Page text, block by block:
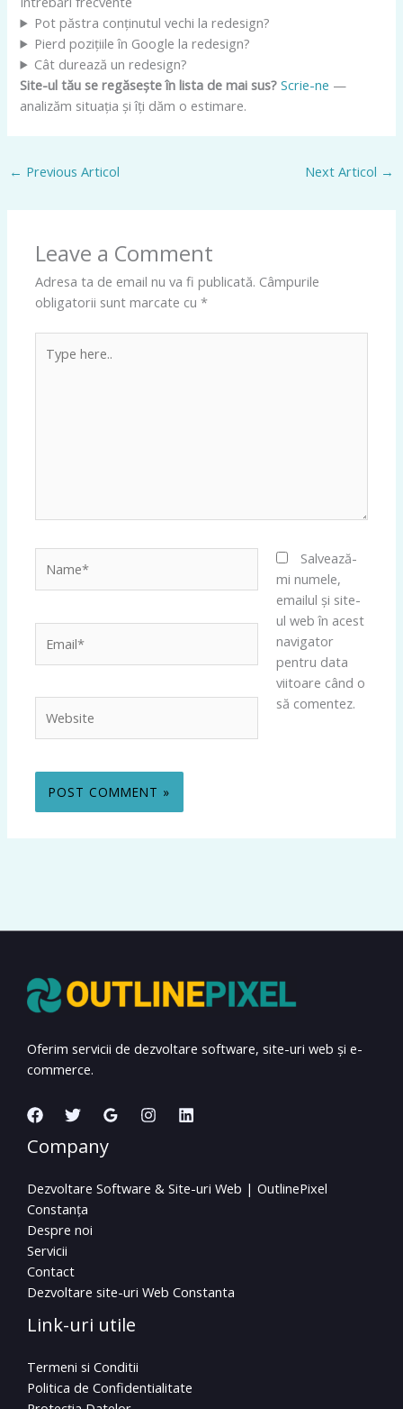
Pot păstra conținutul vechi la redesign?
Pierd pozițiile în Google la redesign?
Cât durează un redesign?
Site-ul tău se regăsește în lista de mai sus? Scrie-ne —
analizăm situația și îți dăm o estimare.
← Previous Articol Next Articol →
Leave a Comment
Adresa ta de email nu va fi publicată. Câmpurile
obligatorii sunt marcate cu*
here..
Salvează-
mi numele,
emailul și site-
ul web în acest
navigator
pentru data
viitoare când o
să comentez.
Oferim servicii de dezvoltare software, site-uri web și e-
commerce.
Company
Dezvoltare Software & Site-uri Web | OutlinePixel
Constanța
Despre noi
Servicii
Contact
Dezvoltare site-uri Web Constanta
Link-uri utile
Termeni si Conditii
Politica de Confidentialitate